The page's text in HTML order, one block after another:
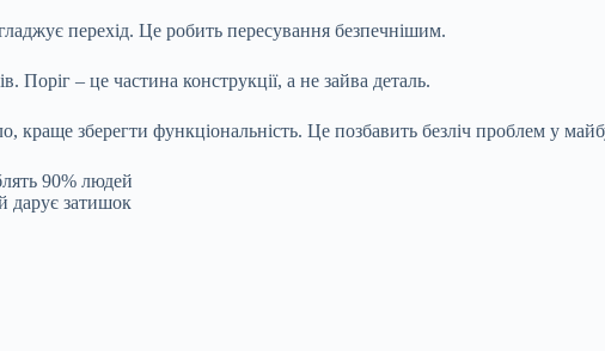
перехід. Це робить пересування безпечнішим.
Поріг – це частина конструкції, а не зайва деталь.
краще зберегти функціональність. Це позбавить безліч проблем у
90% людей
дарує затишок